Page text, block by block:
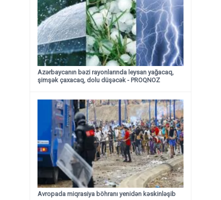
Azərbaycanın bəzi rayonlarında leysan yağacaq,
şimşək çaxacaq, dolu düşəcək - PROQNOZ
Avropada miqrasiya böhranı yenidən kəskinləşib